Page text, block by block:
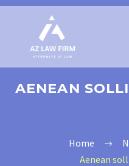
AENEAN
Home
Aenean